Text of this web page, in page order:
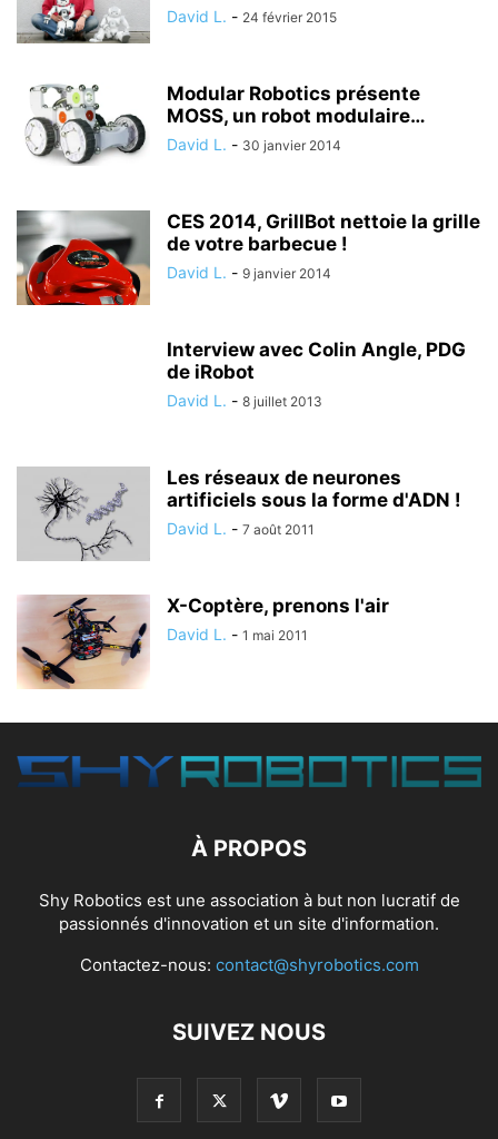
David L. - 24 février 2015
Modular Robotics présente
MOSS, un robot modulaire…
David L. - 30 janvier 2014
CES 2014, GrillBot nettoie la grille
de votre barbecue !
David L. - 9 janvier 2014
Interview avec Colin Angle, PDG
de iRobot
David L. - 8 juillet 2013
Les réseaux de neurones
artificiels sous la forme d'ADN !
David L. - 7 août 2011
X-Coptère, prenons l'air
David L. - 1 mai 2011
À PROPOS
Shy Robotics est une association à but non lucratif de
passionnés d'innovation et un site d'information.
Contactez-nous: contact@shyrobotics.com
SUIVEZ NOUS